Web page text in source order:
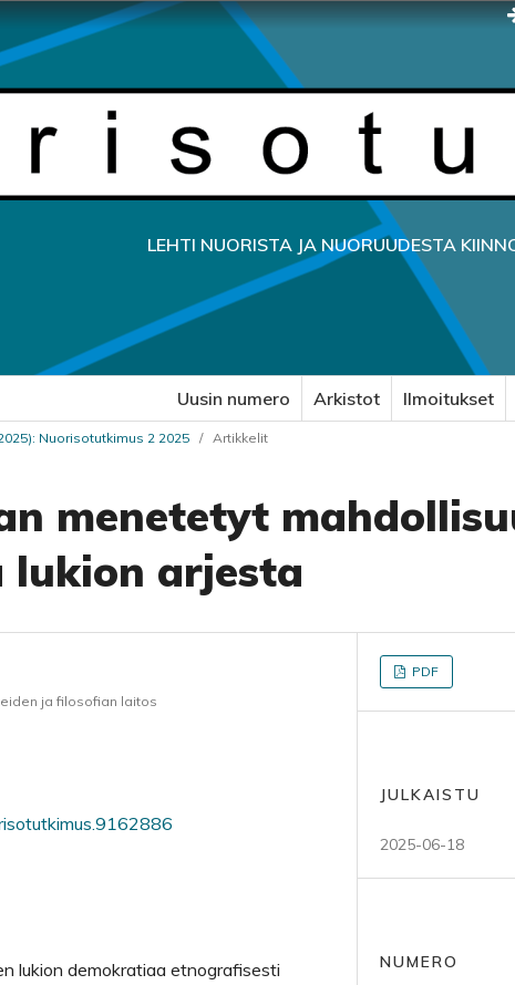
LEHTI NUORISTA JA NUORUUDESTA
Uusin numero Arkistot Ilmoitukset
Nuorisotutkimus 2 2025 / Artikkelit
menetetyt
lukion arjesta
ja filosofian laitos
lukion demokratiaa etnografisesti
PDF
JULKAISTU
2025-06-18
NUMERO